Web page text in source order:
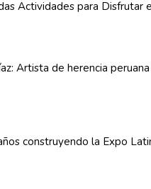
Actividadespara Disfrutar
Artista de herencia
construyendo la Expo